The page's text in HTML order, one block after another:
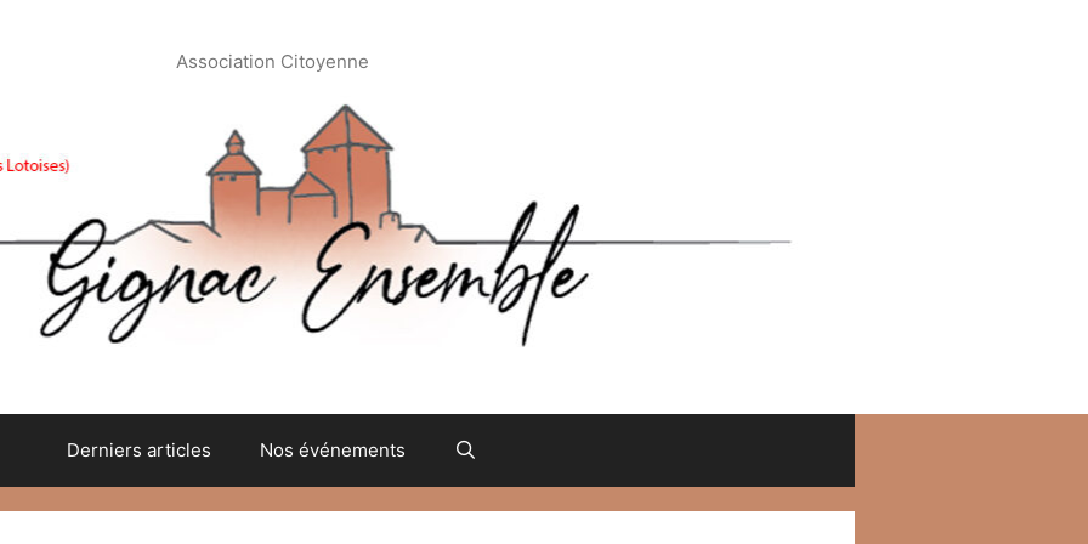
Association Citoyenne
Derniers articles Nos événements